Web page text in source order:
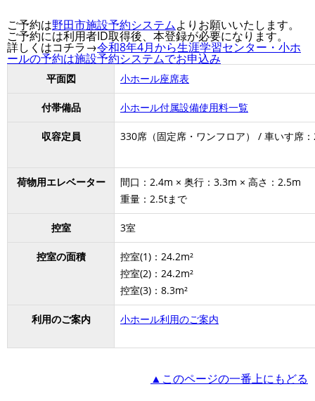
ご予約は野田市施設予約システムよりお願いいたします。
ご予約には利用者ID取得後、本登録が必要になります。
詳しくはコチラ→令和8年4月から生涯学習センター・小ホ
ールの予約は施設予約システムでお申込み
平面図 小ホール座席表
付帯備品 小ホール付属設備使用料一覧
収容定員 330席（固定席・ワンフロア） / 車いす席
荷物用エレベーター
間口：2.4m × 奥行：3.3m × 高さ：2.5m
重量：2.5tまで
控室 3室
控室の面積
控室(1)：24.2m²
控室(2)：24.2m²
控室(3)：8.3m²
利用のご案内 小ホール利用のご案内
▲このページの一番上にもどる